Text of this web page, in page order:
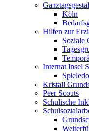
Köln
Hilfen zur
Soziale
Internat Insel
Kristall
Peer Scouts
Schulische